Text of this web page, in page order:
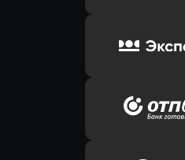
в
Оправить
в